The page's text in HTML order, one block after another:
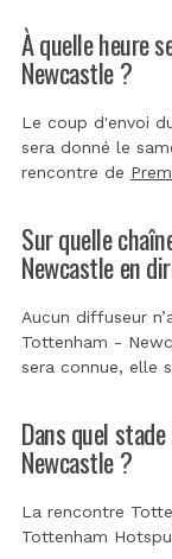
À quelle heure
Newcastle ?
Le coup d'envoi
sera donné le
rencontre de
Sur quelle
Newcastle en
Aucun diffuseur
Tottenham -
sera connue, elle
Dans quel
Newcastle ?
La rencontre
Tottenham